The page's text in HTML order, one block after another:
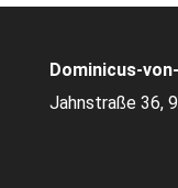
Dominicus-
Jahnstraße 36,